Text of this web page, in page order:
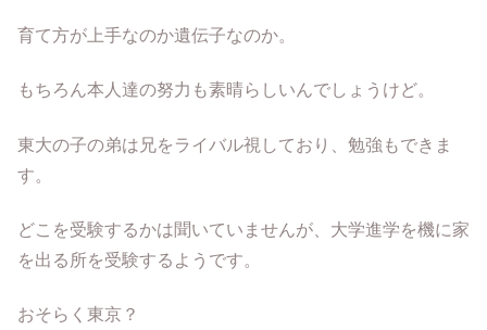
育て方が上手なのか遺伝子なのか。
もちろん本人達の努力も素晴らしいんでしょうけど。
東大の子の弟は兄をライバル視しており、勉強もできま
す。
どこを受験するかは聞いていませんが、大学進学を機に家
を出る所を受験するようです。
おそらく東京？